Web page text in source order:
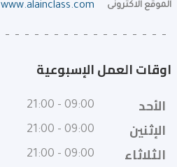
الموقع الاكترونى www.alainclass.com
اوقات العمل الإسبوعية
الأحد
09:00 - 21:00
الإثنين 09:00 - 21:00
الثلاثاء 09:00 - 21:00